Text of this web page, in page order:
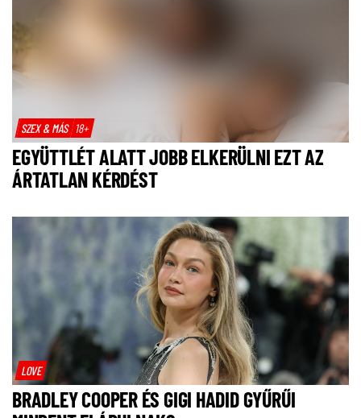
SZEX & MÁS 18+
EGYÜTTLÉT ALATT JOBB ELKERÜLNI EZT AZ
ÁRTATLAN KÉRDÉST
LOVE
BRADLEY COOPER ÉS GIGI HADID GYŰRŰI